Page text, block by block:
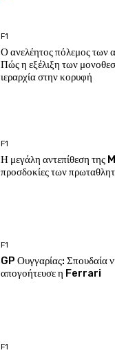
F1
Ο ανελέητος πόλεμος των
Πώς η εξέλιξη των
ιεραρχία στην κορυφή
F1
Η μεγάλη αντεπίθεση
προσδοκίες των
F1
GP Ουγγαρίας: Σπουδαία
απογοήτευσε η Ferrari
F1